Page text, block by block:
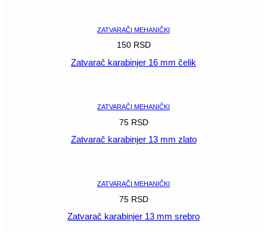
ZATVARAČI MEHANIČKI
150 RSD
Zatvarač karabinjer 16 mm čelik
ZATVARAČI MEHANIČKI
75 RSD
Zatvarač karabinjer 13 mm zlato
ZATVARAČI MEHANIČKI
75 RSD
Zatvarač karabinjer 13 mm srebro